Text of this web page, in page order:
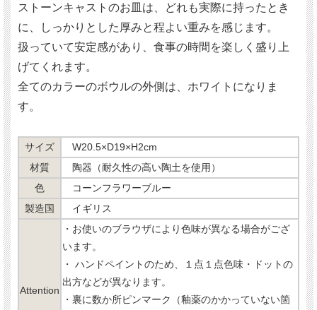
ストーンキャストのお皿は、どれも実際に持ったとき
に、しっかりとした厚みと程よい重みを感じます。
扱っていて安定感があり、食事の時間を楽しく盛り上
げてくれます。
全てのカラーのボウルの外側は、ホワイトになりま
す。
サイズ
W20.5×D19×H2cm
材質
陶器（耐久性の高い陶土を使用）
色
コーンフラワーブルー
製造国
イギリス
Attention
・お使いのブラウザにより色味が異なる場合がござ
います。
・ ハンドペイントのため、１点１点色味・ドットの
出方などが異なります。
・裏に数か所ピンマーク（釉薬のかかっていない箇